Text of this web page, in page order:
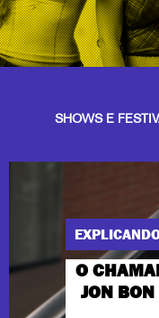
SHOWS E
O
JON BON